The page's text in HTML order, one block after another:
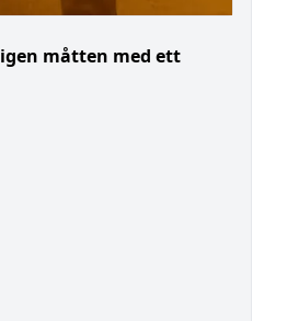
måtten med ett